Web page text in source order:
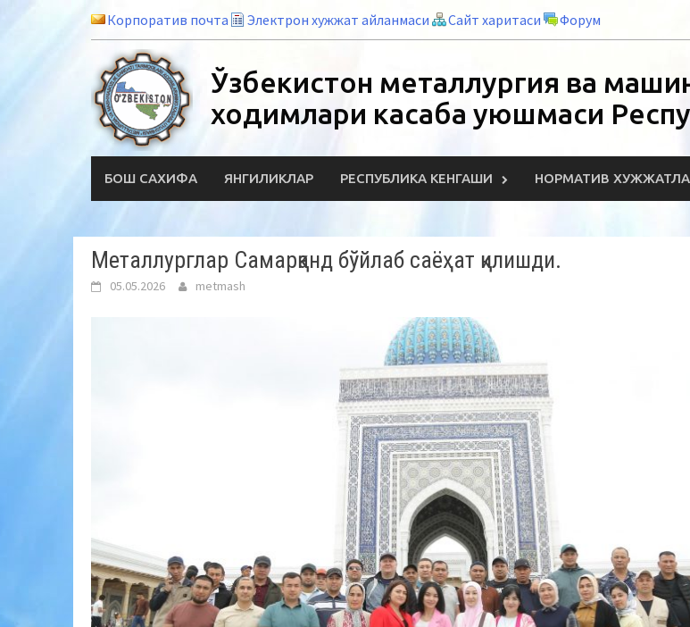
Корпоратив почта Электрон хужжат айланмаси Сайт харитаси Форум
Ўзбекистон металлургия ва
ходимлари касаба уюшмаси
БОШ САХИФА ЯНГИЛИКЛАР РЕСПУБЛИКА КЕНГАШИ НОРМАТИВ
Металлурглар Самарқанд бўйлаб саёҳат қилишди.
05.05.2026 metmash